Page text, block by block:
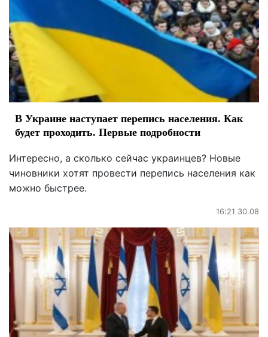
В Украине наступает перепись населения. Как
будет проходить. Первые подробности
Интересно, а сколько сейчас украинцев? Новые
чиновники хотят провести перепись населения как
можно быстрее.
16:21 30.08